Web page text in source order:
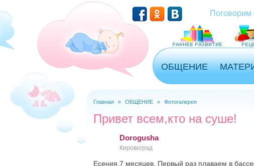
Перейти к основному содержанию
Поговорим
ОБЩЕНИЕ
Главная » ОБЩЕНИЕ » Фотогалерея
Привет всем,кто на суше!
Dorogusha
Кировоград
Есения,7 месяцев. Первый раз плаваем в